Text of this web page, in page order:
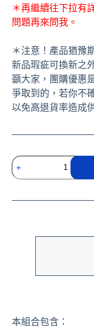
＊再繼續往下拉有
問題再來問我。
＊注意！產品猶豫
新品瑕疵可換新之
籲大家，團購優惠
爭取到的，若你不
以免高退貨率造成
DALI
KORE
旗
貨）
本組合包含：